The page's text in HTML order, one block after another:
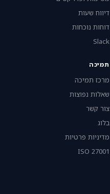
דיווח שעות
דוחות נוכחות
Slack
תמיכה
מרכז תמיכה
שאלות נפוצות
צור קשר
בלוג
מדיניות פרטיות
ISO 27001